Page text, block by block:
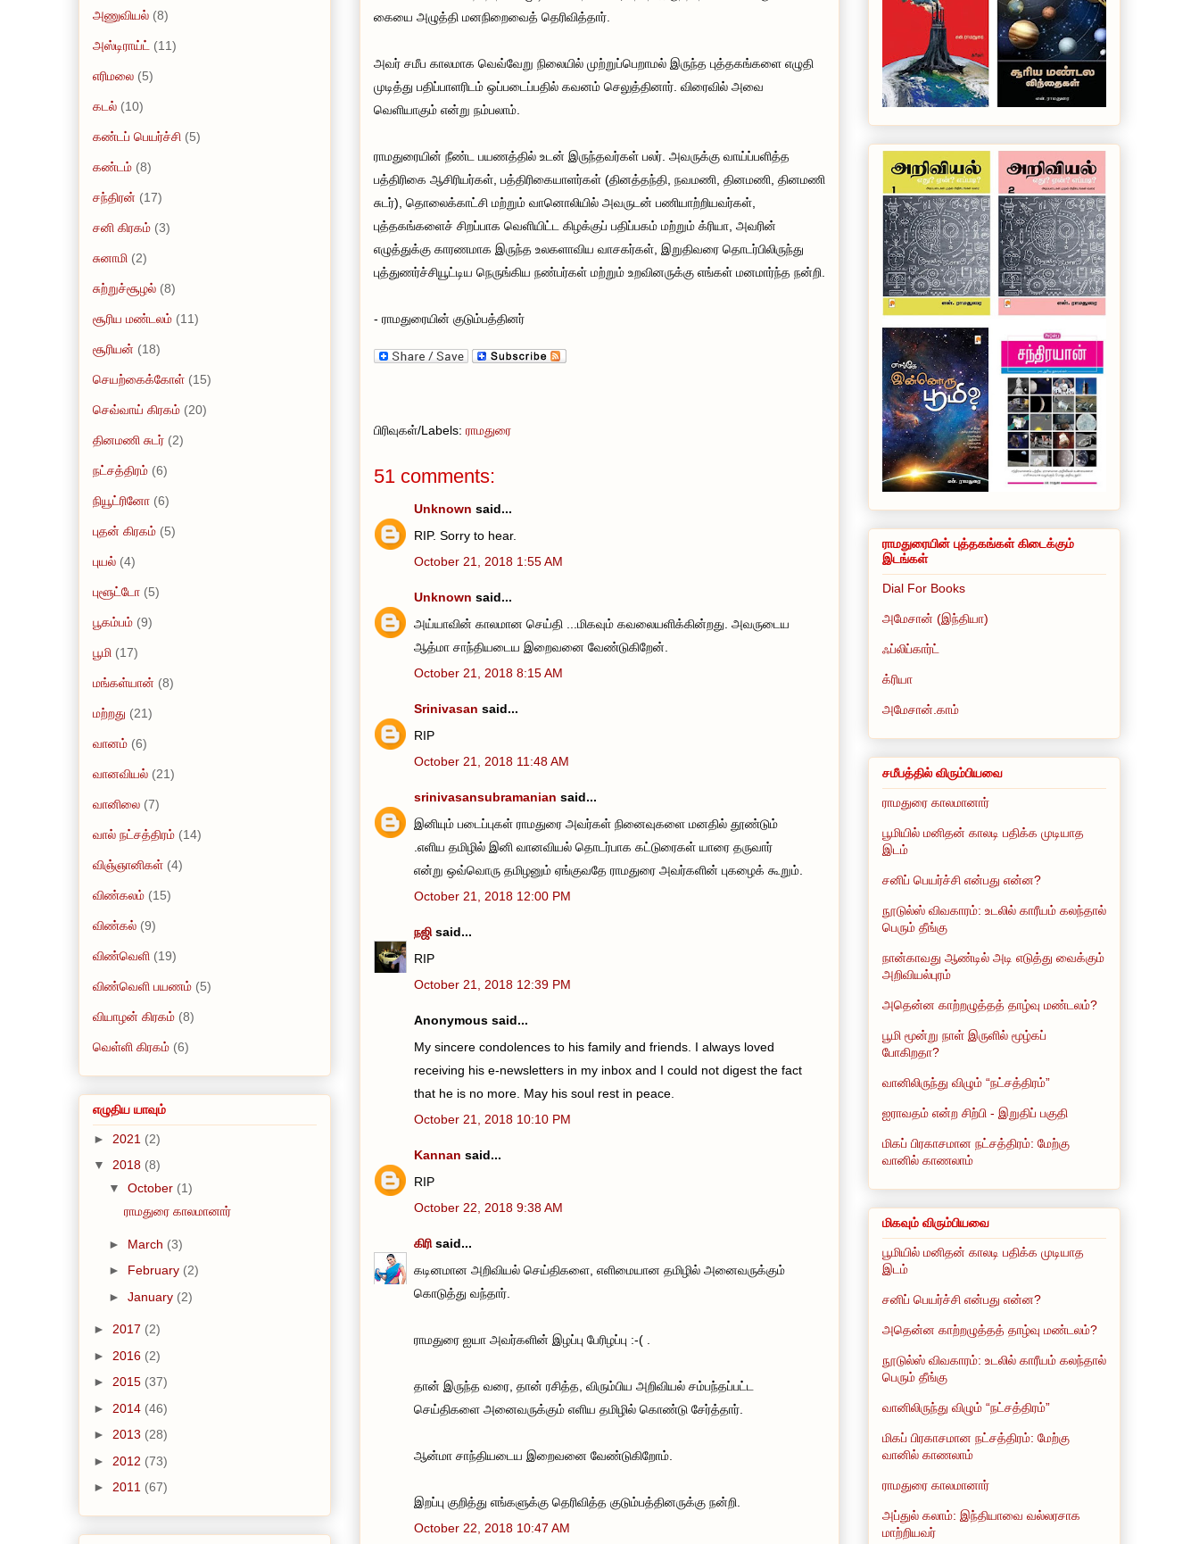
கையை அழுத்தி மனநிறைவைத் தெரிவித்தார்.
அவர் சமீப காலமாக வெவ்வேறு நிலையில் முற்றுப்பெறாமல் இருந்த புத்தகங்களை எழுதி
முடித்து பதிப்பாளரிடம் ஒப்படைப்பதில் கவனம் செலுத்தினார். விரைவில் அவை
வெளியாகும் என்று நம்பலாம்.
ராமதுரையின் நீண்ட பயணத்தில் உடன் இருந்தவர்கள் பலர். அவருக்கு வாய்ப்பளித்த
பத்திரிகை ஆசிரியர்கள், பத்திரிகையாளர்கள் (தினத்தந்தி, நவமணி, தினமணி, தினமணி
சுடர்), தொலைக்காட்சி மற்றும் வானொலியில் அவருடன் பணியாற்றியவர்கள்,
புத்தகங்களைச் சிறப்பாக வெளியிட்ட கிழக்குப் பதிப்பகம் மற்றும் க்ரியா, அவரின்
எழுத்துக்கு காரணமாக இருந்த உலகளாவிய வாசகர்கள், இறுதிவரை தொடர்பிலிருந்து
புத்துணர்ச்சியூட்டிய நெருங்கிய நண்பர்கள் மற்றும் உறவினருக்கு எங்கள் மனமார்ந்த நன்றி.
- ராமதுரையின் குடும்பத்தினர்
பிரிவுகள்/Labels: ராமதுரை
51 comments:
Unknown said...
RIP. Sorry to hear.
October 21, 2018 1:55 AM
Unknown said...
அய்யாவின் காலமான செய்தி ...மிகவும் கவலையளிக்கின்றது. அவருடைய
ஆத்மா சாந்தியடைய இறைவனை வேண்டுகிறேன்.
October 21, 2018 8:15 AM
Srinivasan said...
RIP
October 21, 2018 11:48 AM
srinivasansubramanian said...
இனியும் படைப்புகள் ராமதுரை அவர்கள் நினைவுகளை மனதில் தூண்டும்
.எளிய தமிழில் இனி வானவியல் தொடர்பாக கட்டுரைகள் யாரை தருவார்
என்று ஒவ்வொரு தமிழனும் ஏங்குவதே ராமதுரை அவர்களின் புகழைக் கூறும்.
October 21, 2018 12:00 PM
நஜிsaid...
RIP
October 21, 2018 12:39 PM
Anonymous said...
My sincere condolences to his family and friends. I always loved
receiving his e-newsletters in my inbox and I could not digest the fact
that he is no more. May his soul rest in peace.
October 21, 2018 10:10 PM
Kannan said...
RIP
October 22, 2018 9:38 AM
கிரிsaid...
கடினமான அறிவியல் செய்திகளை, எளிமையான தமிழில் அனைவருக்கும்
கொடுத்து வந்தார்.
ராமதுரை ஐயா அவர்களின் இழப்பு பேரிழப்பு :-( .
தான் இருந்த வரை, தான் ரசித்த, விரும்பிய அறிவியல் சம்பந்தப்பட்ட
செய்திகளை அனைவருக்கும் எளிய தமிழில் கொண்டு சேர்த்தார்.
ஆன்மா சாந்தியடைய இறைவனை வேண்டுகிறோம்.
இறப்பு குறித்து எங்களுக்கு தெரிவித்த குடும்பத்தினருக்கு நன்றி.
October 22, 2018 10:47 AM
அணுவியல் (8)
அஸ்டிராய்ட் (11)
எரிமலை (5)
கடல் (10)
கண்டப் பெயர்ச்சி (5)
கண்டம் (8)
சந்திரன் (17)
சனி கிரகம் (3)
சுனாமி (2)
சுற்றுச்சூழல் (8)
சூரிய மண்டலம் (11)
சூரியன் (18)
செயற்கைக்கோள் (15)
செவ்வாய் கிரகம் (20)
தினமணி சுடர் (2)
நட்சத்திரம் (6)
நியூட்ரினோ (6)
புதன் கிரகம் (5)
புயல் (4)
புளூட்டோ (5)
பூகம்பம் (9)
பூமி (17)
மங்கள்யான் (8)
மற்றது (21)
வானம் (6)
வானவியல் (21)
வானிலை (7)
வால் நட்சத்திரம் (14)
விஞ்ஞானிகள் (4)
விண்கலம் (15)
விண்கல் (9)
விண்வெளி (19)
விண்வெளி பயணம் (5)
வியாழன் கிரகம் (8)
வெள்ளி கிரகம் (6)
எழுதிய யாவும்
► 2021 (2)
▼ 2018 (8)
▼ October (1)
ராமதுரை காலமானார்
► March (3)
► February (2)
► January (2)
► 2017 (2)
► 2016 (2)
► 2015 (37)
► 2014 (46)
► 2013 (28)
► 2012 (73)
► 2011 (67)
ராமதுரையின் புத்தகங்கள் கிடைக்கும்
இடங்கள்
Dial For Books
அமேசான் (இந்தியா)
ஃப்லிப்கார்ட்
க்ரியா
அமேசான்.காம்
சமீபத்தில் விரும்பியவை
ராமதுரை காலமானார்
பூமியில் மனிதன் காலடி பதிக்க முடியாத
இடம்
சனிப் பெயர்ச்சி என்பது என்ன?
நூடுல்ஸ் விவகாரம்: உடலில் காரீயம் கலந்தால்
பெரும் தீங்கு
நான்காவது ஆண்டில் அடி எடுத்து வைக்கும்
அறிவியல்புரம்
அதென்ன காற்றழுத்தத் தாழ்வு மண்டலம்?
பூமி மூன்று நாள் இருளில் மூழ்கப்
போகிறதா?
வானிலிருந்து விழும் “நட்சத்திரம்”
ஐராவதம் என்ற சிற்பி - இறுதிப் பகுதி
மிகப் பிரகாசமான நட்சத்திரம்: மேற்கு
வானில் காணலாம்
மிகவும் விரும்பியவை
பூமியில் மனிதன் காலடி பதிக்க முடியாத
இடம்
சனிப் பெயர்ச்சி என்பது என்ன?
அதென்ன காற்றழுத்தத் தாழ்வு மண்டலம்?
நூடுல்ஸ் விவகாரம்: உடலில் காரீயம் கலந்தால்
பெரும் தீங்கு
வானிலிருந்து விழும் “நட்சத்திரம்”
மிகப் பிரகாசமான நட்சத்திரம்: மேற்கு
வானில் காணலாம்
ராமதுரை காலமானார்
அப்துல் கலாம்: இந்தியாவை வல்லரசாக
மாற்றியவர்